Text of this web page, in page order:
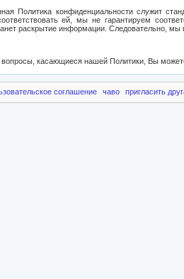
Политика конфиденциальности служит
ей, мы не гарантируем
раскрытие информации. Следовательно,
вопросы, касающиеся нашей Политики, Вы
соглашение чаво пригласить